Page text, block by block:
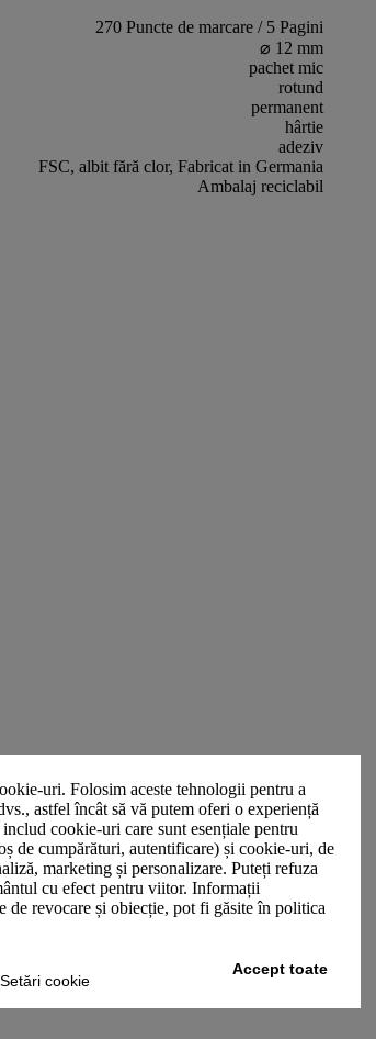
uri. Folosim aceste tehnologii pentru a
astfel încât să vă putem oferi o experiență
cookie-uri care sunt esențiale pentru
de cumpărături, autentificare) și cookie-uri, de
marketing și personalizare. Puteți refuza
cu efect pentru viitor. Informații
revocare și obiecție, pot fi găsite în politica
Setări cookie
Accept toate
270 Puncte de marcare / 5 Pagini
⌀ 12 mm
pachet mic
rotund
permanent
hârtie
adeziv
FSC, albit fără clor, Fabricat in Germania
Ambalaj reciclabil